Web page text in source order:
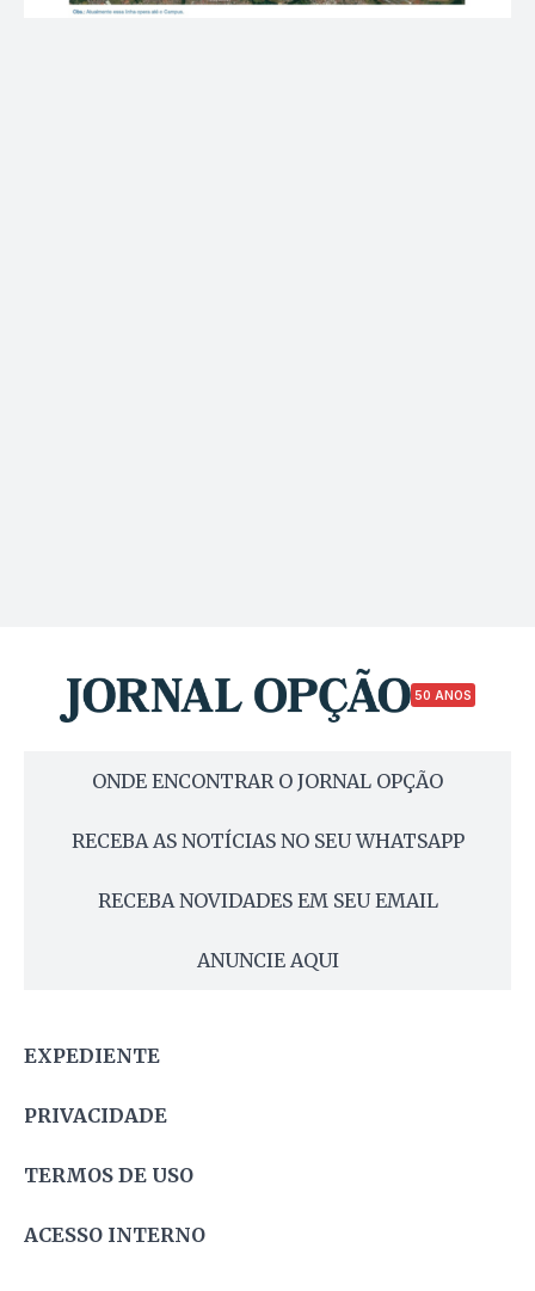
50 ANOS
ONDE ENCONTRAR O JORNAL OPÇÃO
RECEBA AS NOTÍCIAS NO SEU WHATSAPP
RECEBA NOVIDADES EM SEU EMAIL
ANUNCIE AQUI
EXPEDIENTE
PRIVACIDADE
TERMOS DE USO
ACESSO INTERNO